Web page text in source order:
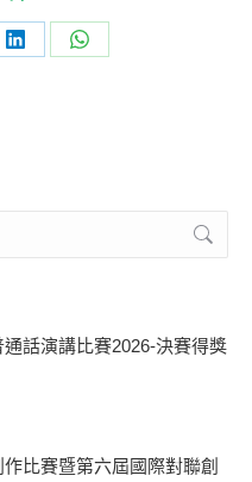
Share
Share
話演講比賽2026-決賽得獎
比賽暨第六屆國際對聯創